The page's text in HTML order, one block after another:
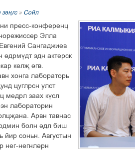
» Сойл
ïðåññ-êîíôåðåíö
Ýëëà
Ñàíãàäæèåâ
ýäí àêòåðñê
êåëš ´ãâ.
õîíãà ëàáîðàòîðü
öóãëðñí óëñò
ìåäðë çààõ ê¢ñë
ëàáîðàòîðèí
Àðâí òàâíàñ
áîëí ³äë áèø
éèð ñîíüí. Àâãóñòûí
íåã-íåãíë³ðí